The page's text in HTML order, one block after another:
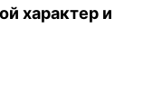
характер и